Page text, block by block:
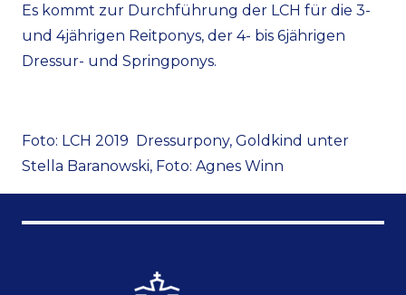
Es kommt zur Durchführung der LCH für die 3-
und 4jährigen Reitponys, der 4- bis 6jährigen
Dressur- und Springponys.
Foto: LCH 2019 Dressurpony, Goldkind unter
Stella Baranowski, Foto: Agnes Winn